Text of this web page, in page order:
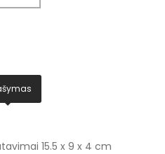
15.5 x 9 x 4 cm